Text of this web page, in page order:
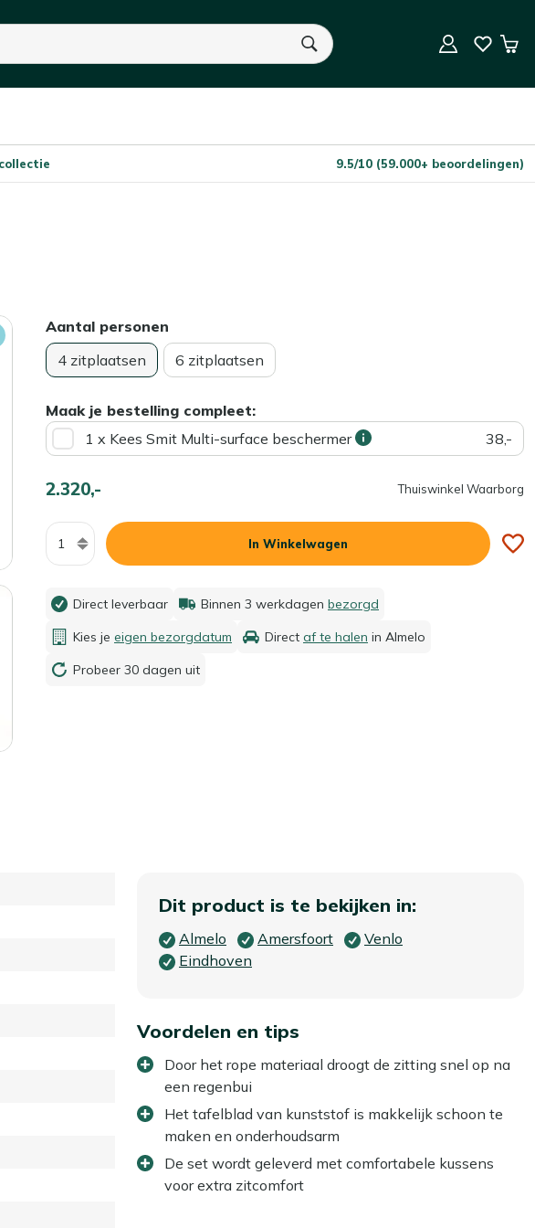
U heeft geen product(en) in uw winkelwagen.
9.5/10 (59.000+ beoordelingen)
Aantal personen
4 zitplaatsen
6 zitplaatsen
Maak je bestelling compleet:
1 x Kees Smit Multi-surface beschermer
38,-
2.320,- Thuiswinkel Waarborg
Aantal
In Winkelwagen
Aantal
In Winkelwagen
Direct leverbaar Binnen 3 werkdagen bezorgd
Kies je eigen bezorgdatum Direct af te halen in Almelo
Probeer 30 dagen uit
Dit product is te bekijken in:
Almelo Amersfoort
Venlo
Eindhoven
Voordelen en tips
Door het rope materiaal droogt de zitting snel op na
een regenbui
Het tafelblad van kunststof is makkelijk schoon te
maken en onderhoudsarm
De set wordt geleverd met comfortabele kussens
voor extra zitcomfort